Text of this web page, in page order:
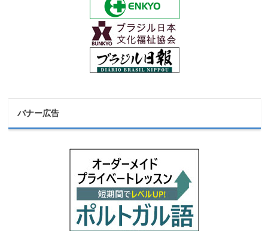
バナー広告